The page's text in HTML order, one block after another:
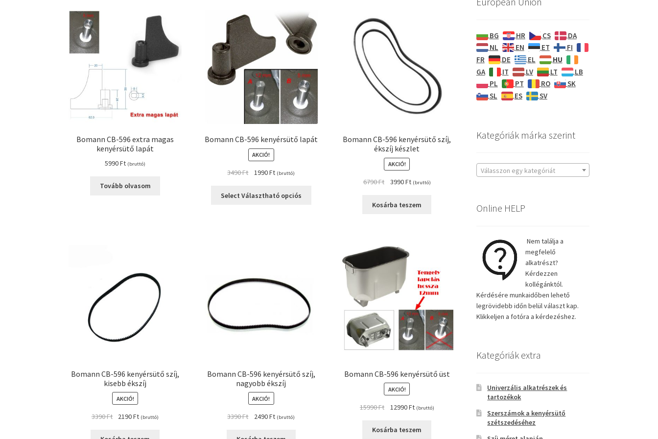
Bomann CB-596 extra magas
kenyérsütő lapát
5990Ft (bruttó)
Tovább olvasom
Bomann CB-596 kenyérsütő lapát
AKCIÓ!
3490Ft
Original
was:
1990FtCurrent
is:
(bruttó)
Select Választható opciós
Bomann CB-596 kenyérsütő szíj,
ékszíj készlet
AKCIÓ!
6790Ft
Original
was:
3990FtCurrent
is:
(bruttó)
Kosárba teszem
Bomann CB-596 kenyérsütő szíj,
kisebb ékszíj
AKCIÓ!
3390Ft
Original
2190FtCurrent
(bruttó)
Bomann CB-596 kenyérsütő szíj,
nagyobb ékszíj
AKCIÓ!
3390Ft
Original
2490FtCurrent
(bruttó)
Bomann CB-596 kenyérsütő üst
AKCIÓ!
15990Ft
Original
was:
12990FtCurrent
is:
(bruttó)
Kosárba teszem
BG HR CS
DA
NL
EN ET
FI
FR
DE EL
HU
GA
IT LV LT
LB
PL
PT RO
SK
SL
ES SV
Kategóriák márka szerint
Válasszon egy kategóriát
Online HELP
Nem találja a
megfelelő
alkatrészt?
Kérdezzen
kollégánktól.
Kérdésére munkaidőben lehető
legrövidebb időn belül választ kap.
Klikkeljen a fotóra a kérdezéshez.
Kategóriák extra
Univerzális alkatrészek és
tartozékok
Szerszámok a kenyérsütő
szétszedéséhez